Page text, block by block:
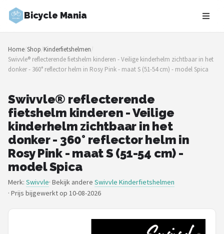
Bicycle Mania
Zoeken
NAVIGATIE
Shop
Merken
Blog
Fietsroutes
Kinderfietsen
Stadsfietsen
Elektrische fietsen
Home/Shop/Kinderfietshelmen/
Swivvle® reflecterende fietshelm kinderen - Veilige kinderhelm zichtbaar in het
donker - 360° reflector helm in Rosy Pink - maat S (51-54 cm) - model Spica
Swivvle® reflecterende
fietshelm kinderen - Veilige
kinderhelm zichtbaar in het
donker - 360° reflector helm in
Rosy Pink - maat S (51-54 cm) -
model Spica
Merk: Swivvle· Bekijk andere Swivvle Kinderfietshelmen
· Prijs bijgewerkt op 10-08-2026